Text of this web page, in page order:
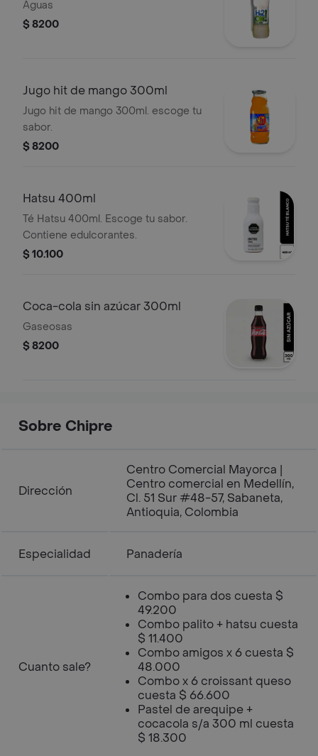
Aguas
$ 8200
Jugo hit de mango 300ml
Jugo hit de mango 300ml. escoge tu
sabor.
$ 8200
Hatsu 400ml
Té Hatsu 400ml. Escoge tu sabor.
Contiene edulcorantes.
$ 10.100
Coca-cola sin azúcar 300ml
Gaseosas
$ 8200
Sobre Chipre
Dirección
Centro Comercial Mayorca |
Centro comercial en Medellín,
Cl. 51 Sur #48-57, Sabaneta,
Antioquia, Colombia
Especialidad Panadería
Cuanto sale?
Combo para dos cuesta $
49.200
Combo palito + hatsu cuesta
$ 11.400
Combo amigos x 6 cuesta $
48.000
Combo x 6 croissant queso
cuesta $ 66.600
Pastel de arequipe +
cocacola s/a 300 ml cuesta
$ 18.300